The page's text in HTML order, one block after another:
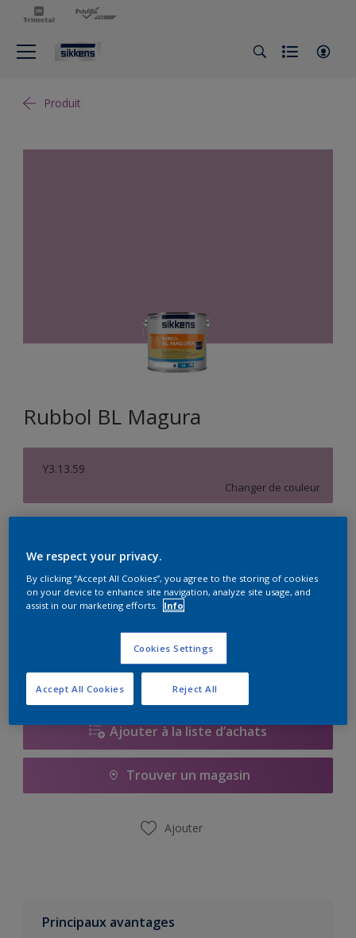
Produit
Rubbol BL Magura
Y3.13.59
Changer de couleur
1L
Quantité Calculateur de peinture
Calculer
Ajouter à la liste d’achats
Trouver un magasin
Ajouter
Principaux avantages
We respect your privacy.
By clicking “Accept All Cookies”, you agree to the storing of cookies
on your device to enhance site navigation, analyze site usage, and
assist in our marketing efforts.
Info
Cookies Settings
Reject All
Accept All Cookies